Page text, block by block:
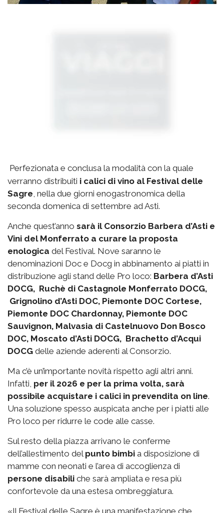
Perfezionata e conclusa la modalità con la quale
verranno distribuiti i calici di vino al Festival delle
Sagre , nella due giorni enogastronomica della
seconda domenica di settembre ad Asti.
Anche quest’anno sarà il Consorzio Barbera d’Asti e
Vini del Monferrato a curare la proposta
enologica del Festival. Nove saranno le
denominazioni Doc e Docg in abbinamento ai piatti in
distribuzione agli stand delle Pro loco: Barbera d’Asti
DOCG, Ruchè di Castagnole Monferrato DOCG,
Grignolino d’Asti DOC, Piemonte DOC Cortese,
Piemonte DOC Chardonnay, Piemonte DOC
Sauvignon, Malvasia di Castelnuovo Don Bosco
DOC, Moscato d’Asti DOCG, Brachetto d’Acqui
DOCG delle aziende aderenti al Consorzio.
Ma c’è un’importante novità rispetto agli altri anni.
Infatti, per il 2026 e per la prima volta, sarà
possibile acquistare i calici in prevendita on line.
Una soluzione spesso auspicata anche per i piatti alle
Pro loco per ridurre le code alle casse.
Sul resto della piazza arrivano le conferme
dell’allestimento del punto bimbi a disposizione di
mamme con neonati e l’area di accoglienza di
persone disabili che sarà ampliata e resa più
confortevole da una estesa ombreggiatura.
«Il Festival delle Sagre è una manifestazione che,